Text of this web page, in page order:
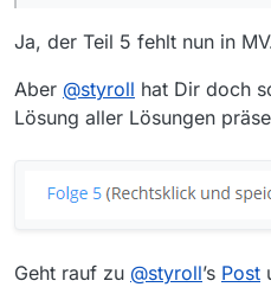
Ja, der Teil 5 fehlt nun in
Aber @styroll hat Dir doch
Lösung aller Lösungen
Geht rauf zu @styroll’s Post